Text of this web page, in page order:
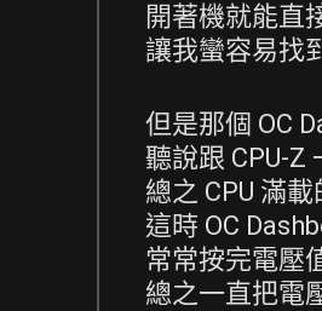
開著機就能直
讓我蠻容易找
但是那個 OC
聽說跟 CPU-Z
總之 CPU 滿
這時 OC
常常按完電壓
總之一直把電